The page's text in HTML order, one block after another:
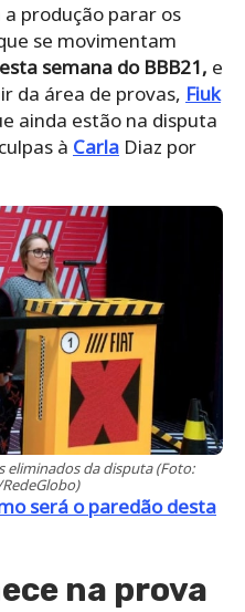
produção parar os
se movimentam
semana do BBB21, e
da área de provas, Fiuk
ainda estão na disputa
à Carla Diaz por
eliminados da disputa (Foto:
será o paredão desta
na prova